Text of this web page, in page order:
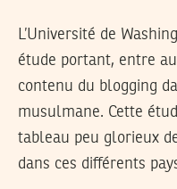
L’Université de
étude portant, entre
contenu du blogging
musulmane. Cette
tableau peu glorieux
dans ces différents